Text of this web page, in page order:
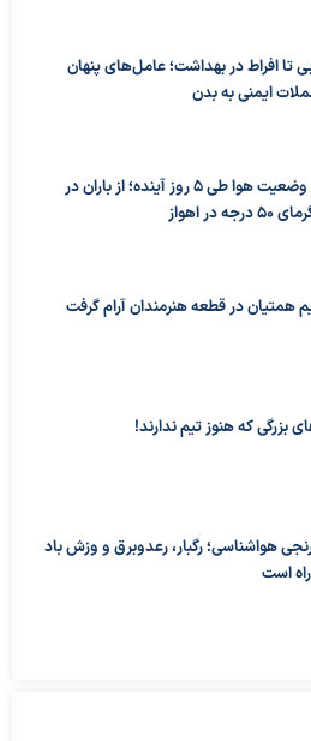
تا افراط در بهداشت؛ عامل‌های پنهان
ایمنی به بدن
پیش‌بینی وضعیت هوا طی ۵ روز آینده؛ از باران در
در اهواز
همتیان در قطعه هنرمندان آرام گرفت
بزرگی که هنوز تیم ندارند!
هواشناسی؛ رگبار، رعدوبرق و وزش باد
است